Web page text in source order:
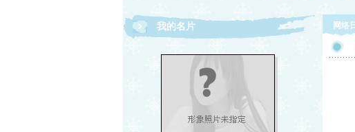
我的名片 网络